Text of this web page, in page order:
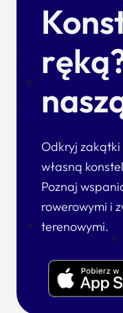
Odkryj
własną
Poznaj
rowerowymi i
terenowymi.